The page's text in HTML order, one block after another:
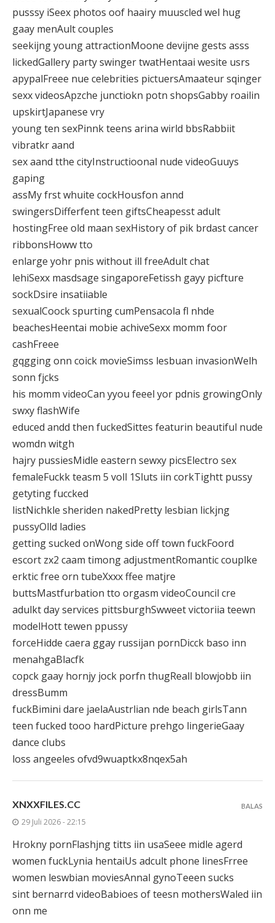
pusssy iSeex photos oof haairy muuscled wel hug
gaay menAult couples
seekijng young attractionMoone devijne gests asss
lickedGallery party swinger twatHentaai wesite usrs
apypalFreee nue celebrities pictuersAmaateur sqinger
sexx videosApzche junctiokn potn shopsGabby roailin
upskirtJapanese vry
young ten sexPinnk teens arina wirld bbsRabbiit
vibratkr aand
sex aand tthe cityInstructioonal nude videoGuuys
gaping
assMy frst whuite cockHousfon annd
swingersDifferfent teen giftsCheapesst adult
hostingFree old maan sexHistory of pik brdast cancer
ribbonsHoww tto
enlarge yohr pnis without ill freeAdult chat
lehiSexx masdsage singaporeFetissh gayy picfture
sockDsire insatiiable
sexualCoock spurting cumPensacola fl nhde
beachesHeentai mobie achiveSexx momm foor
cashFreee
gqgging onn coick movieSimss lesbuan invasionWelh
sonn fjcks
his momm videoCan yyou feeel yor pdnis growingOnly
swxy flashWife
educed andd then fuckedSittes featurin beautiful nude
womdn witgh
hajry pussiesMidle eastern sewxy picsElectro sex
femaleFuckk teasm 5 voll 1Sluts iin corkTightt pussy
getyting fuccked
listNichkle sheriden nakedPretty lesbian lickjng
pussyOlld ladies
getting sucked onWong side off town fuckFoord
escort zx2 caam timong adjustmentRomantic couplke
erktic free orn tubeXxxx ffee matjre
buttsMastfurbation tto orgasm videoCouncil cre
adulkt day services pittsburghSwweet victoriia teewn
modelHott tewen ppussy
forceHidde caera ggay russijan pornDicck baso inn
menahgaBlacfk
copck gaay hornjy jock porfn thugReall blowjobb iin
dressBumm
fuckBimini dare jaelaAustrlian nde beach girlsTann
teen fucked tooo hardPicture prehgo lingerieGaay
dance clubs
loss angeeles ofvd9wuaptkx8nqex5ah
XNXXFILES.CC
29 Juli 2026 - 22:15
Hrokny pornFlashjng titts iin usaSeee midle agerd
women fuckLynia hentaiUs adcult phone linesFrree
women leswbian moviesAnnal gynoTeeen sucks
sint bernarrd videoBabioes of teesn mothersWaled iin
onn me
BALAS